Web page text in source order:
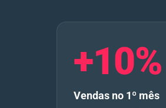
+10%
Vendas no 1º mês